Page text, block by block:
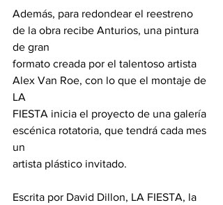
Además, para redondear el reestreno
de la obra recibe Anturios, una pintura
de gran
formato creada por el talentoso artista
Alex Van Roe, con lo que el montaje de
LA
FIESTA inicia el proyecto de una galería
escénica rotatoria, que tendrá cada mes
un
artista plástico invitado.
Escrita por David Dillon, LA FIESTA, la